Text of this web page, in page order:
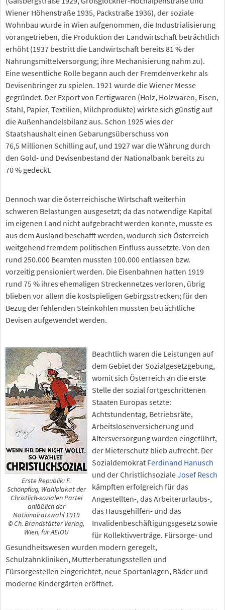
Wiener Höhenstraße 1935, Packstraße 1936), der soziale
Wohnbau wurde in Wien aufgenommen, die Industrialisierung
vorangetrieben, die Produktion der Landwirtschaft beträchtlich
erhöht (1937 bestritt die Landwirtschaft bereits 81 % der
Nahrungsmittelversorgung; ihre Mechanisierung nahm zu).
Eine wesentliche Rolle begann auch der Fremdenverkehr als
Devisenbringer zu spielen. 1921 wurde die Wiener Messe
gegründet. Der Export von Fertigwaren (Holz, Holzwaren, Eisen,
Stahl, Papier, Textilien, Milchprodukte) wirkte sich günstig auf
die Außenhandelsbilanz aus. Schon 1925 wies der
Staatshaushalt einen Gebarungsüberschuss von
76,5 Millionen Schilling auf, und 1927 war die Währung durch
den Gold- und Devisenbestand der Nationalbank bereits zu
70 % gedeckt.
Dennoch war die österreichische Wirtschaft weiterhin
schweren Belastungen ausgesetzt; da das notwendige Kapital
im eigenen Land nicht aufgebracht werden konnte, musste es
aus dem Ausland beschafft werden, wodurch sich Österreich
weitgehend fremdem politischen Einfluss aussetzte. Von den
rund 250.000 Beamten mussten 100.000 entlassen bzw.
vorzeitig pensioniert werden. Die Eisenbahnen hatten 1919
rund 75 % ihres ehemaligen Streckennetzes verloren, übrig
blieben vor allem die kostspieligen Gebirgsstrecken; für den
Bezug der fehlenden Steinkohlen mussten beträchtliche
Devisen aufgewendet werden.
Erste Republik: F.
Schönpflug, Wahlplakat der
Christlich-sozialen Partei
anläßlich der
Nationalratswahl 1919
© Ch. Brandstätter Verlag,
Wien, für AEIOU
Beachtlich waren die Leistungen auf
dem Gebiet der Sozialgesetzgebung,
womit sich Österreich an die erste
Stelle der sozial fortgeschrittenen
Staaten Europas setzte:
Achtstundentag, Betriebsräte,
Arbeitslosenversicherung und
Altersversorgung wurden eingeführt,
der Mieterschutz blieb aufrecht. Der
Sozialdemokrat Ferdinand Hanusch
und der ChristlichsozialeJosef Resch
kämpften erfolgreich für das
Angestellten-, das Arbeiterurlaubs-,
das Hausgehilfen- und das
Invalidenbeschäftigungsgesetz sowie
für Kollektivverträge. Fürsorge- und
Gesundheitswesen wurden modern geregelt,
Schulzahnkliniken, Mutterberatungsstellen und
Fürsorgestellen eingerichtet, neue Sportanlagen, Bäder und
moderne Kindergärten eröffnet.